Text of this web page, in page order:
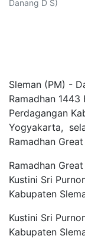
Danang D S)
Sleman (PM) -
Ramadhan
Perdagangan
Yogyakarta,
Ramadhan
Ramadhan
Kustini Sri
Kabupaten
Kustini Sri
Kabupaten